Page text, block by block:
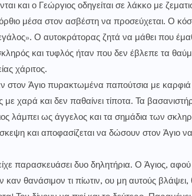
και ο Γεώργιος οδηγείται σε λάκκο με
μέσα στον ασβέστη να προσεύχεται. Ο
Ο αυτοκράτορας ζητά να μάθει που
και τυφλός ήταν που δεν έβλεπε τα
χάριτος.
στον Άγιο πυρακτωμένα παπούτσια με
με χαρά και δεν παθαίνει τίποτα. Τα
λάμπει ως άγγελος και τα σημάδια των
και αποφασίζεται να δώσουν στον Άγιο
παρασκευάσει δυο δηλητήρια. Ο Άγιος,
θανάσιμον τι πίωτιν, ου μη αυτούς